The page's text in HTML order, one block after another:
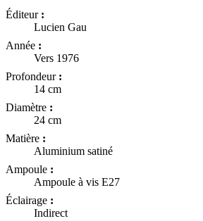
Éditeur :
Lucien Gau
Année :
Vers 1976
Profondeur :
14 cm
Diamètre :
24 cm
Matière :
Aluminium satiné
Ampoule :
Ampoule à vis E27
Éclairage :
Indirect